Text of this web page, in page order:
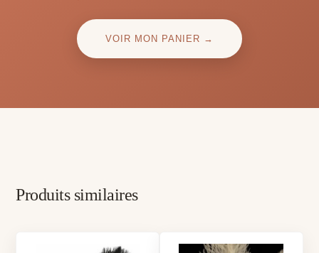
VOIR MON PANIER →
Produits similaires